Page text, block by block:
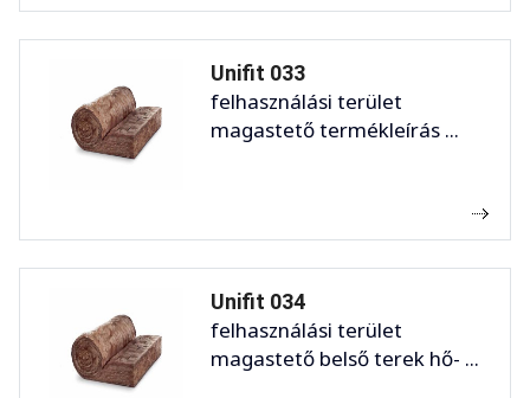
Unifit 033
felhasználási terület
magastető termékleírás ...
Unifit 034
felhasználási terület
magastető belső terek hő- ...